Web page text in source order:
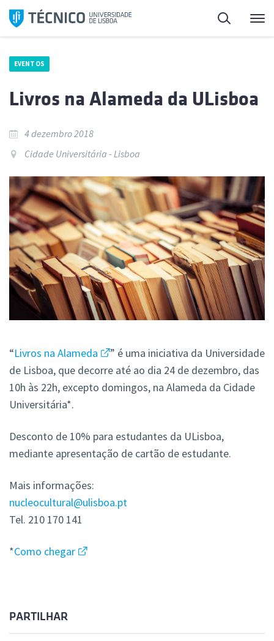
Saltar
para
Pesquisa
EVENTOS
Livros na Alameda da ULisboa
4 dezembro 2018
Cidade Universitária - Lisboa
“Livros na Alameda
” é uma iniciativa da Universidade
de Lisboa, que decorre até ao dia 24 de dezembro, das
10h às 22h, excepto domingos, na Alameda da Cidade
Universitária*.
Desconto de 10% para estudantes da ULisboa,
mediante apresentação de cartão de estudante.
Mais informações:
nucleocultural@ulisboa.pt
Tel. 210 170 141
*Como chegar
PARTILHAR